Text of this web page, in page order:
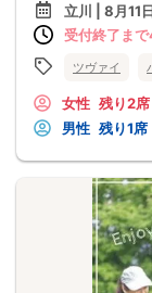
立川 | 8月11
受付終了ま
ツヴァイ
女性 残り2席
男性 残り1席